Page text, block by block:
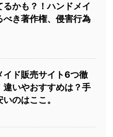
るかも？！ハンドメイ
べき著作権、侵害行為
イド販売サイト6つ徹
違いやおすすめは？手
のはここ。